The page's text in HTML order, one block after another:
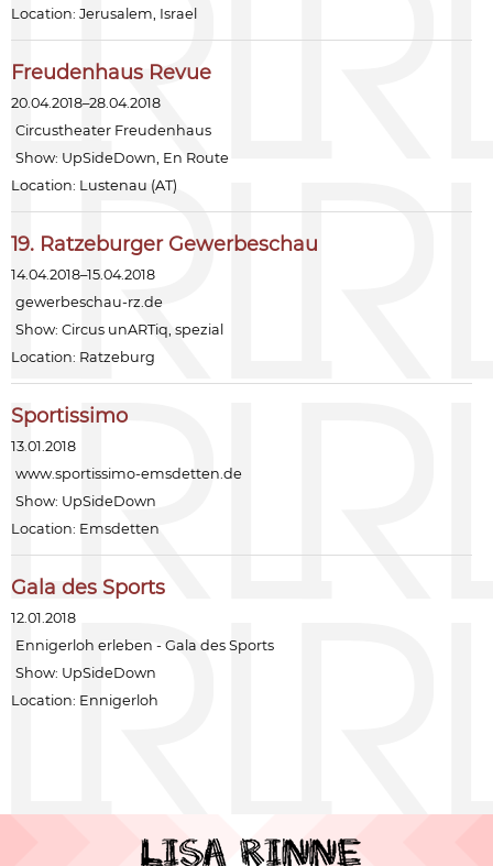
Location: Jerusalem, Israel
Freudenhaus Revue
20.04.2018–28.04.2018
Circustheater Freudenhaus
Show: UpSideDown, En Route
Location: Lustenau (AT)
19. Ratzeburger Gewerbeschau
14.04.2018–15.04.2018
gewerbeschau-rz.de
Show:Circus unARTiq, spezial
Location: Ratzeburg
Sportissimo
13.01.2018
www.sportissimo-emsdetten.de
Show: UpSideDown
Location: Emsdetten
Gala des Sports
12.01.2018
Ennigerloh erleben - Gala des Sports
Show: UpSideDown
Location: Ennigerloh